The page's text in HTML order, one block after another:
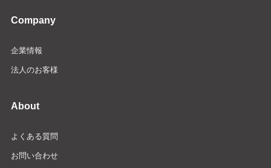
Company
企業情報
法人のお客様
About
よくある質問
お問い合わせ